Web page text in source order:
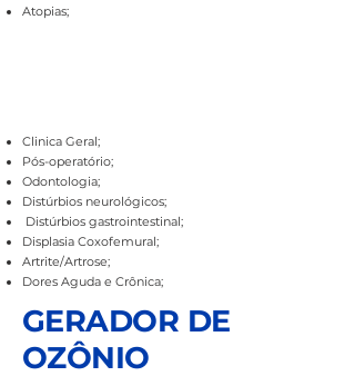
Atopias;
Clinica Geral;
Pós-operatório;
Odontologia;
Distúrbios neurológicos;
Distúrbios gastrointestinal;
Displasia Coxofemural;
Artrite/Artrose;
Dores Aguda e Crônica;
GERADOR DE
OZÔNIO